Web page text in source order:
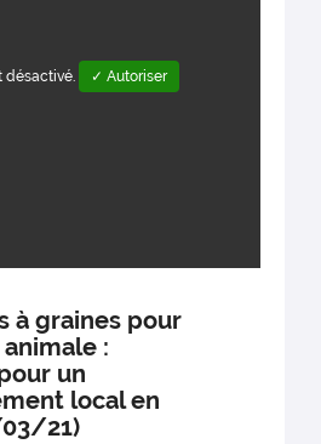
désactivé. ✓ Autoriser
à graines pour
:
un
local en
21)